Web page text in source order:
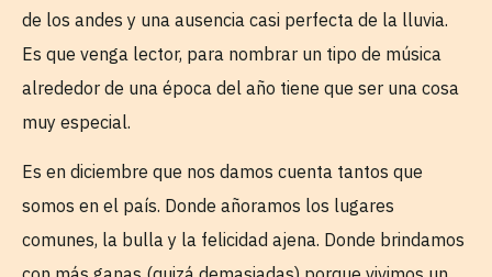
de los andes y una ausencia casi perfecta de la lluvia.
Es que venga lector, para nombrar un tipo de música
alrededor de una época del año tiene que ser una cosa
muy especial.
Es en diciembre que nos damos cuenta tantos que
somos en el país. Donde añoramos los lugares
comunes, la bulla y la felicidad ajena. Donde brindamos